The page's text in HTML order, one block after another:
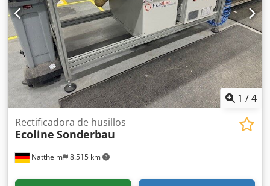
1 /4
Nattheim 8.515 km
Rectificadora de husillos
Ecoline Sonderbau